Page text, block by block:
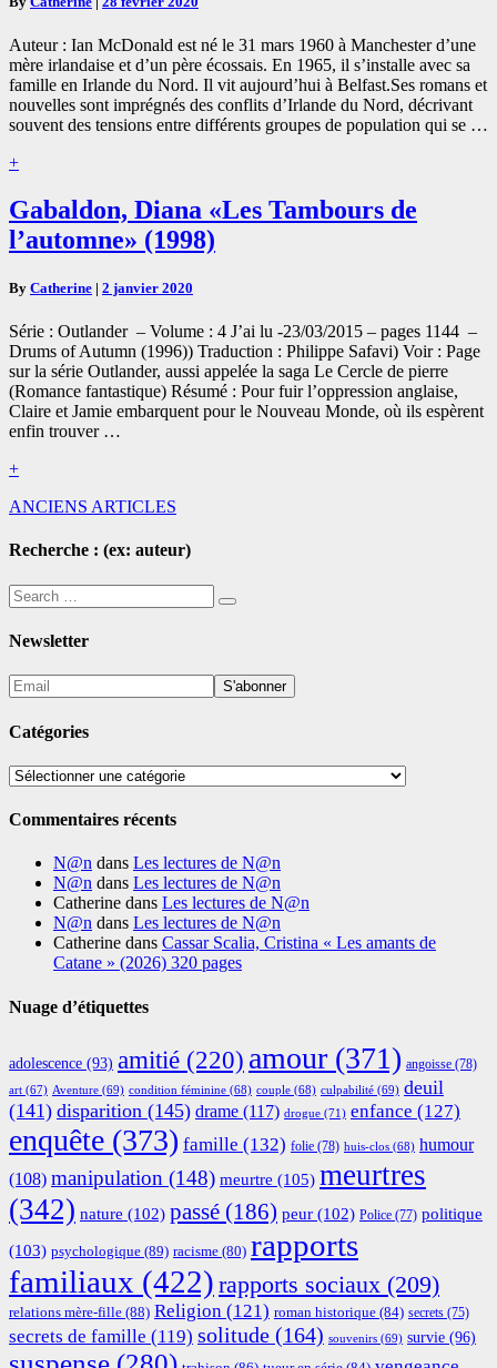
temps
(2020)
Auteur : Ian McDonald est né le 31 mars 1960 à Manchester d’une
mère irlandaise et d’un père écossais. En 1965, il s’installe avec sa
famille en Irlande du Nord. Il vit aujourd’hui à Belfast.Ses romans et
nouvelles sont imprégnés des conflits d’Irlande du Nord, décrivant
souvent des tensions entre différents groupes de population qui se …
+Read
Gabaldon,
Diana
«Les
de
(1998)
Gabaldon, Diana «Les Tambours de
l’automne» (1998)
By Catherine | 2 janvier 2020
Série : Outlander – Volume : 4 J’ai lu -23/03/2015 – pages 1144 –
Drums of Autumn (1996)) Traduction : Philippe Safavi) Voir : Page
sur la série Outlander, aussi appelée la saga Le Cercle de pierre
(Romance fantastique) Résumé : Pour fuir l’oppression anglaise,
Claire et Jamie embarquent pour le Nouveau Monde, où ils espèrent
enfin trouver …
+Read
Navigation
dans
articles
ANCIENS ARTICLES
Recherche : (ex: auteur)
Search
for:
Search
Newsletter
Catégories
Catégories
Commentaires récents
N@n dans Les lectures de N@n
N@n dans Les lectures de N@n
Catherine dans Les lectures de N@n
N@n dans Les lectures de N@n
Catherine dans Cassar Scalia, Cristina « Les amants de
Catane » (2026) 320 pages
Nuage d’étiquettes
adolescence (93) amitié (220) amour (371) angoisse (78)
art (67) Aventure (69) condition féminine (68) couple (68) culpabilité (69) deuil
(141) disparition (145) drame (117) drogue (71) enfance (127)
enquête (373) famille (132) folie (78) huis-clos (68) humour
(108) manipulation (148) meurtre (105) meurtres
(342) nature (102) passé (186) peur (102) Police (77) politique
(103) psychologique (89) racisme (80) rapports
familiaux (422) rapports sociaux (209)
relations mère-fille (88) Religion (121) roman historique (84) secrets (75)
secrets de famille (119) solitude (164) souvenirs (69) survie (96)